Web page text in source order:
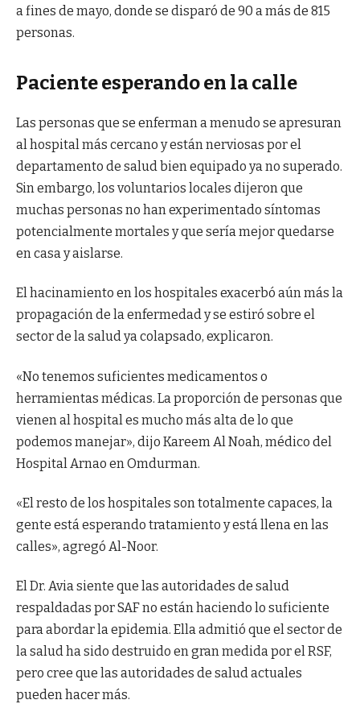
a fines de mayo, donde se disparó de 90 a más de 815
personas.
Paciente esperando en la calle
Las personas que se enferman a menudo se apresuran
al hospital más cercano y están nerviosas por el
departamento de salud bien equipado ya no superado.
Sin embargo, los voluntarios locales dijeron que
muchas personas no han experimentado síntomas
potencialmente mortales y que sería mejor quedarse
en casa y aislarse.
El hacinamiento en los hospitales exacerbó aún más la
propagación de la enfermedad y se estiró sobre el
sector de la salud ya colapsado, explicaron.
«No tenemos suficientes medicamentos o
herramientas médicas. La proporción de personas que
vienen al hospital es mucho más alta de lo que
podemos manejar», dijo Kareem Al Noah, médico del
Hospital Arnao en Omdurman.
«El resto de los hospitales son totalmente capaces, la
gente está esperando tratamiento y está llena en las
calles», agregó Al-Noor.
El Dr. Avia siente que las autoridades de salud
respaldadas por SAF no están haciendo lo suficiente
para abordar la epidemia. Ella admitió que el sector de
la salud ha sido destruido en gran medida por el RSF,
pero cree que las autoridades de salud actuales
pueden hacer más.